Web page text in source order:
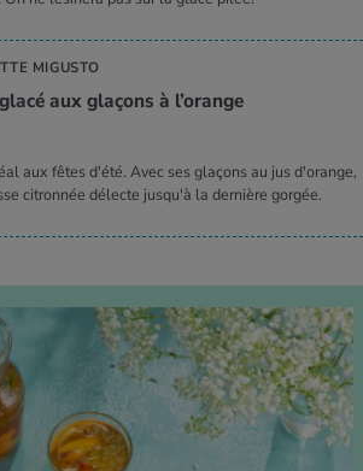
MIGUSTO
aux gla­çons à l’orange
aux fêtes d'été. Avec ses glaçons au jus d'orange,
citronnée délecte jusqu'à la dernière gorgée.